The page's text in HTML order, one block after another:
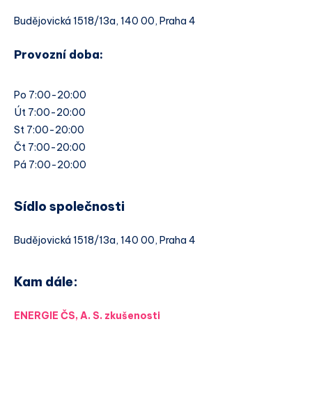
Budějovická 1518/13a, 140 00, Praha 4
Provozní doba:
Po 7:00-20:00
Út 7:00-20:00
St 7:00-20:00
Čt 7:00-20:00
Pá 7:00-20:00
Sídlo společnosti
Budějovická 1518/13a, 140 00, Praha 4
Kam dále:
ENERGIE ČS, A. S. zkušenosti